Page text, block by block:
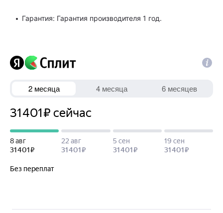
Гарантия: Гарантия производителя 1 год.